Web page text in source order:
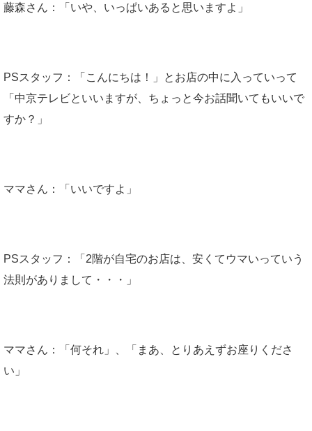
藤森さん：「いや、いっぱいあると思いますよ」
PSスタッフ：「こんにちは！」とお店の中に入っていって
「中京テレビといいますが、ちょっと今お話聞いてもいいで
すか？」
ママさん：「いいですよ」
PSスタッフ：「2階が自宅のお店は、安くてウマいっていう
法則がありまして・・・」
ママさん：「何それ」、「まあ、とりあえずお座りくださ
い」